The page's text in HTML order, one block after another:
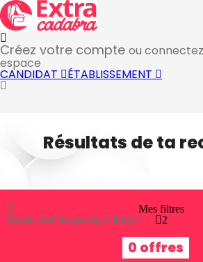
Créez votre compte ou
espace
CANDIDAT ÉTABLISSEMENT
Résultats de ta
Demi-chef de partie, Lille2
Mes filtres
2
0 offres